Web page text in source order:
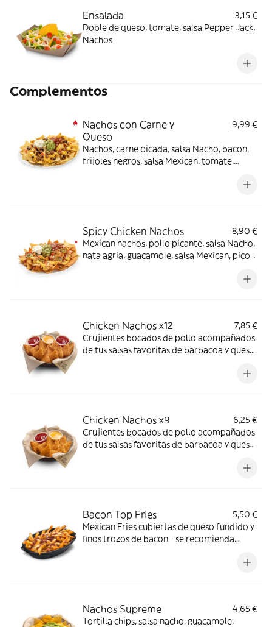
Ensalada
3,15 €
Doble de queso, tomate, salsa Pepper Jack,
Nachos
Complementos
Nachos con Carne y
Queso
9,99 €
Nachos, carne picada, salsa Nacho, bacon,
frijoles negros, salsa Mexican, tomate,
Spicy Chicken Nachos
8,90 €
Mexican nachos, pollo picante, salsa Nacho,
nata agria, guacamole, salsa Mexican, pico
Chicken Nachos x12
7,85 €
Crujientes bocados de pollo acompañados
de tus salsas favoritas de barbacoa y queso
Chicken Nachos x9
6,25 €
Crujientes bocados de pollo acompañados
de tus salsas favoritas de barbacoa y queso
Bacon Top Fries
5,50 €
Mexican Fries cubiertas de queso fundido y
finos trozos de bacon - se recomienda
Nachos Supreme
4,65 €
Tortilla chips, salsa nacho, guacamole,